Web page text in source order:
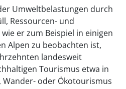
Umweltbelastungen durch
Ressourcen- und
er zum Beispiel in einigen
Alpen zu beobachten ist,
landesweit
Tourismus etwa in
Wander- oder Ökotourismus